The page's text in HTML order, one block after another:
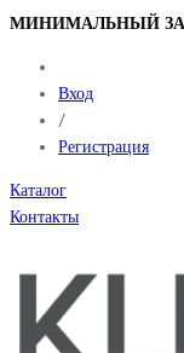
МИНИМАЛЬНЫЙ
Вход
/
Регистрация
Каталог
Контакты